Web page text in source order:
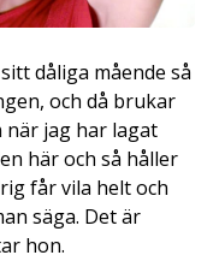
dåliga mående så
och då brukar
när jag har lagat
här och så håller
får vila helt och
säga. Det är
hon.